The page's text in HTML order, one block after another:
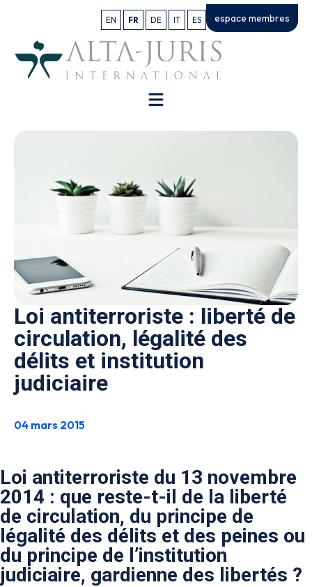
EN FR DE IT ES espace membres
Loi antiterroriste : liberté de
circulation, légalité des
délits et institution
judiciaire
04 mars 2015
Loi antiterroriste du 13 novembre
2014 : que reste-t-il de la liberté
de circulation, du principe de
légalité des délits et des peines ou
du principe de l’institution
judiciaire, gardienne des libertés ?